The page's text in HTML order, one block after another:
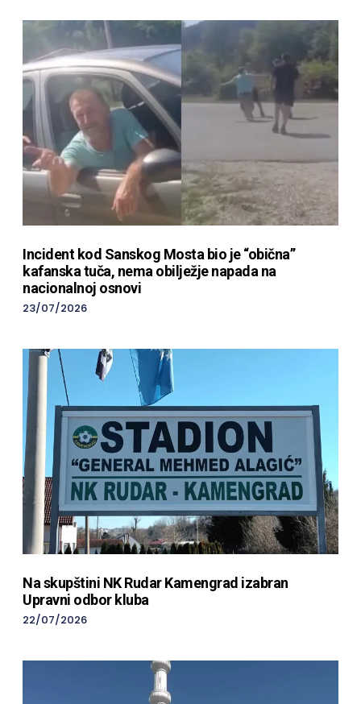
Incident kod Sanskog Mosta bio je “obična”
kafanska tuča, nema obilježje napada na
nacionalnoj osnovi
23/07/2026
Na skupštini NK Rudar Kamengrad izabran
Upravni odbor kluba
22/07/2026